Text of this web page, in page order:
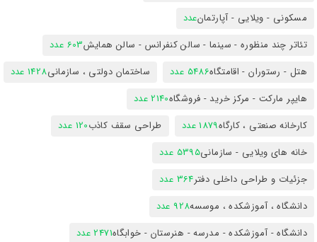
مسکونی - ویلایی - آپارتمانعدد
تئاتر چند منظوره - سینما - سالن کنفرانس - سالن همایش603 عدد
هتل - رستوران - اقامتگاه5486 عدد ساختمان دولتی ، سازمانی1428 عدد
هایپر مارکت - مرکز خرید - فروشگاه2140 عدد
کارخانه صنعتی ، کارگاه1879 عدد طراحی سقف کاذب120 عدد
خانه های ویلایی - سازمانی5395 عدد
جزئیات و طراحی داخلی دفتر364 عدد
دانشگاه ، آموزشکده ، موسسه928 عدد
دانشگاه - آموزشکده - مدرسه - هنرستان - خوابگاه2471 عدد